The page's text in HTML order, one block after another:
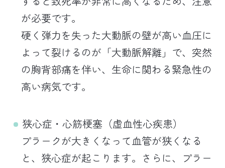
が必要です。
硬く弾力を失った大動脈の壁が高い血圧に
よって裂けるのが「大動脈解離」で、突然
の胸背部痛を伴い、生命に関わる緊急性の
高い病気です。
狭心症・心筋梗塞（虚血性心疾患）
プラークが大きくなって血管が狭くなる
と、狭心症が起こります。さらに、プラー